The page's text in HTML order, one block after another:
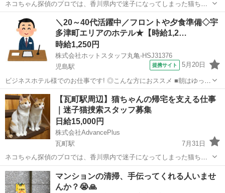
ネコちゃん探偵のプロでは、香川県内で迷子になってしまった猫ちゃ
んを捜索する「捜索員」を募集しています。 現在、各地で迷子猫のご
相談が増えており、継続して動ける方を探しています。 猫ちゃんが突
然いなくなった飼い主様は、...
香川 その他
＼20～40代活躍中／フロントや夕食準備◇宇
多津町エリアのホテル★【時給1,2…
時給1,250円
株式会社ホットスタッフ丸亀-HSJ31376
児島駅
提携サイト 5月20日
ビジネスホテル様でのお仕事です! ◎こんな方におススメ ■朝はゆっく
りしたい方 ■未経験からスタートしたい方 ■フルタイムで働きたい方
◆◆◆◆◆◆◆◆◆◆◆◆◆◆◆ ★仕事内容★
◆◆◆◆◆◆◆◆◆◆◆◆◆...
香川 児島駅 その他
【瓦町駅周辺】猫ちゃんの帰宅を支える仕事
｜迷子猫捜索スタッフ募集
日給15,000円
株式会社AdvancePlus
瓦町駅
7月31日
ネコちゃん探偵のプロでは、香川県内で迷子になってしまった猫ちゃ
んを捜索する「捜索員」を募集しています。 現在、各地で迷子猫のご
相談が増えており、継続して動ける方を探しています。 猫ちゃんが突
然いなくなった飼い主様は、...
香川 高松市 その他 スタッフ
マンションの清掃、手伝ってくれる人いませ
んか？😭🙏